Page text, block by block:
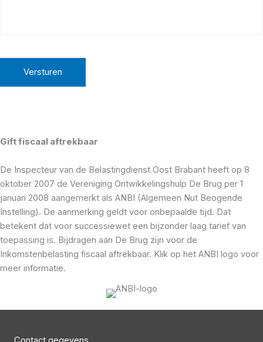
A
Gift fiscaal aftrekbaar
De Inspecteur van de Belastingdienst Oost Brabant heeft op 8
oktober 2007 de Vereniging Ontwikkelingshulp De Brug per 1
januari 2008 aangemerkt als ANBI (Algemeen Nut Beogende
Instelling). De aanmerking geldt voor onbepaalde tijd. Dat
betekent dat voor successiewet een bijzonder laag tarief van
toepassing is. Bijdragen aan De Brug zijn voor de
Inkomstenbelasting fiscaal aftrekbaar. Klik op het ANBI logo voor
meer informatie.